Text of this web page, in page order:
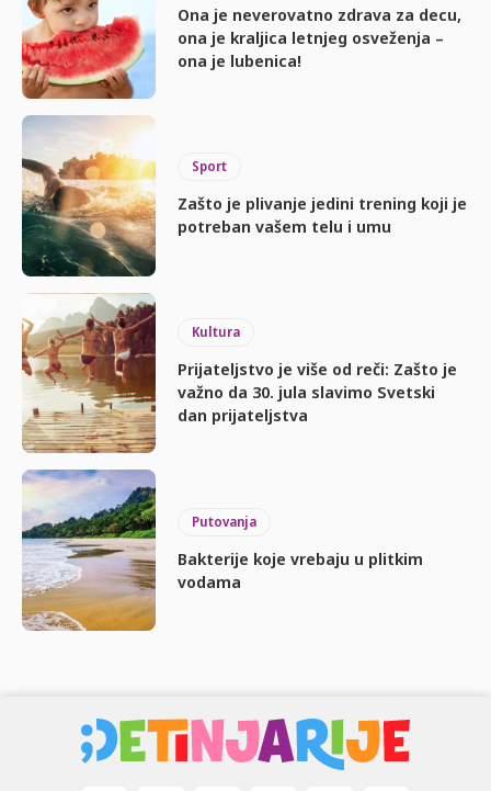
Ona je neverovatno zdrava za decu,
ona je kraljica letnjeg osveženja –
ona je lubenica!
Sport
Zašto je plivanje jedini trening koji je
potreban vašem telu i umu
Kultura
Prijateljstvo je više od reči: Zašto je
važno da 30. jula slavimo Svetski
dan prijateljstva
Putovanja
Bakterije koje vrebaju u plitkim
vodama